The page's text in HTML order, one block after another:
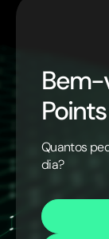
Bem-
Points
Quantos
dia?